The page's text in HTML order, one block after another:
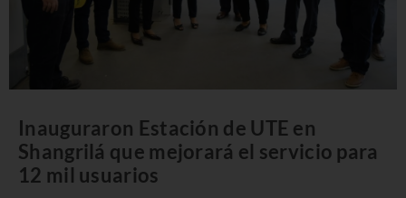
Inauguraron Estación de UTE en
Shangrilá que mejorará el servicio para
12 mil usuarios